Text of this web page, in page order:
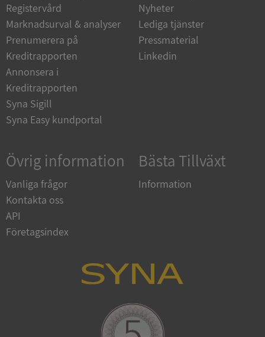
Registervård
Marknadsurval & analyser
Prenumerera på
Kreditrapporten
Annonsera i
Kreditrapporten
Syna Sigill
Syna Easy kundportal
Nyheter
Lediga tjänster
Pressmaterial
Linkedin
Övrig information
Vanliga frågor
Kontakta oss
API
Företagsindex
Bästa Tillväxt
Information
__RequestVerificationToken
Microsoft
ASP.NET_SessionId
Corporation
upplysningar.syna.se